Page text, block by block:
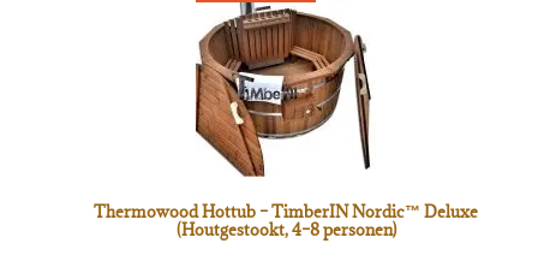
Thermowood Hottub – TimberIN Nordic™ Deluxe
(Houtgestookt, 4–8 personen)